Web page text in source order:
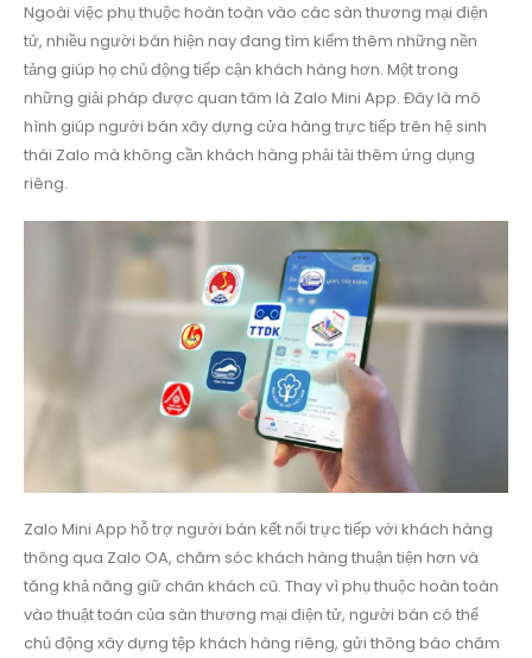
Ngoài việc phụ thuộc hoàn toàn vào các sàn thương mại điện
tử, nhiều người bán hiện nay đang tìm kiếm thêm những nền
tảng giúp họ chủ động tiếp cận khách hàng hơn. Một trong
những giải pháp được quan tâm là Zalo Mini App. Đây là mô
hình giúp người bán xây dựng cửa hàng trực tiếp trên hệ sinh
thái Zalo mà không cần khách hàng phải tải thêm ứng dụng
riêng.
Zalo Mini App hỗ trợ người bán kết nối trực tiếp với khách hàng
thông qua Zalo OA, chăm sóc khách hàng thuận tiện hơn và
tăng khả năng giữ chân khách cũ. Thay vì phụ thuộc hoàn toàn
vào thuật toán của sàn thương mại điện tử, người bán có thể
chủ động xây dựng tệp khách hàng riêng, gửi thông báo chăm